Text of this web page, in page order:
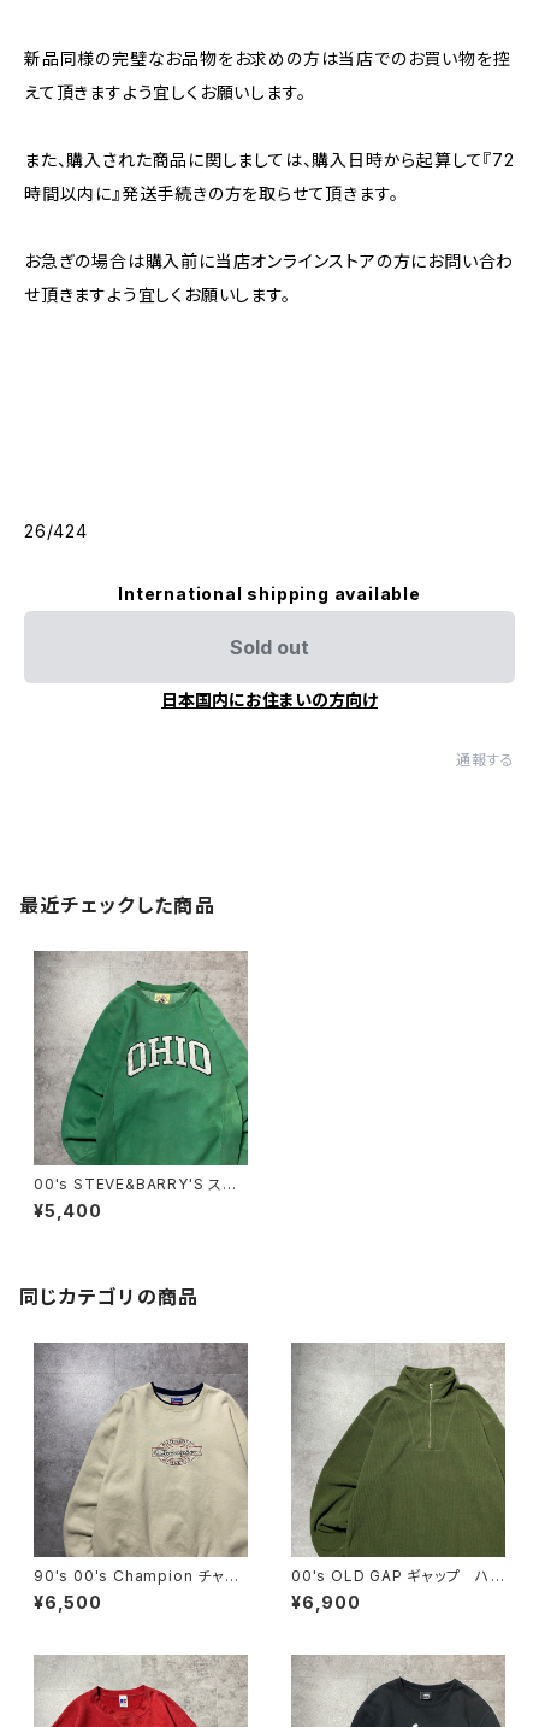
新品同様の完璧なお品物をお求めの方は当店でのお買い物を控
えて頂きますよう宜しくお願いします。
また、購入された商品に関しましては、購入日時から起算して『72
時間以内に』発送手続きの方を取らせて頂きます。
お急ぎの場合は購入前に当店オンラインストアの方にお問い合わ
せ頂きますよう宜しくお願いします。
26/424
International shipping available
Sold out
日本国内にお住まいの方向け
通報する
最近チェックした商品
00's STEVE&BARRY'S ステ
ィーブアンドバリーズ OHIO
オハイオ大学 刺繍カレッジロ
¥5,400
同じカテゴリの商品
90's 00's Champion チャン
ピオン 刺繍ロゴ ラインリ
ブ ベージュ スウェット トレ
¥6,500
00's OLD GAP ギャップ ハ
ーフジップ コーデュロイ グリ
ーン フリーススウェット トレ
¥6,900